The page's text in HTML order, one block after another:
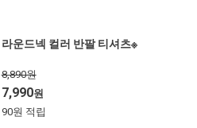
라운드넥 컬러 반팔 티셔츠※
8,890원
7,990원
90원 적립